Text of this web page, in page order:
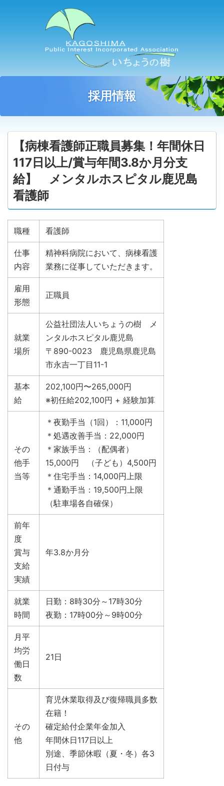
採用情報
【病棟看護師正職員募集！年間休日
117日以上/賞与年間3.8か月分支
給】 メンタルホスピタル鹿児島
看護師
職種 看護師
仕事
内容
精神科病院において、病棟看護
業務に従事していただきます。
雇用
形態
正職員
就業
場所
公益社団法人いちょうの樹 メ
ンタルホスピタル鹿児島
〒890-0023 鹿児島県鹿児島
市永吉一丁目11-1
基本
給
202,100円〜265,000円
※初任給202,100円 + 経験加算
その
他手
当等
＊夜勤手当（1回）：11,000円
＊処遇改善手当：22,000円
＊家族手当：（配偶者）
15,000円 （子ども）4,500円
＊住宅手当：14,000円上限
＊通勤手当：19,500円上限
（駐車場各自確保）
前年
度
賞与
支給
実績
年3.8か月分
就業
時間
日勤：8時30分～17時30分
夜勤：17時00分～9時00分
月平
均労
働日
数
21日
その
他
育児休業取得及び復帰職員多数
在籍！
確定給付企業年金加入
年間休日117日以上
別途、季節休暇（夏・冬）各3
日付与